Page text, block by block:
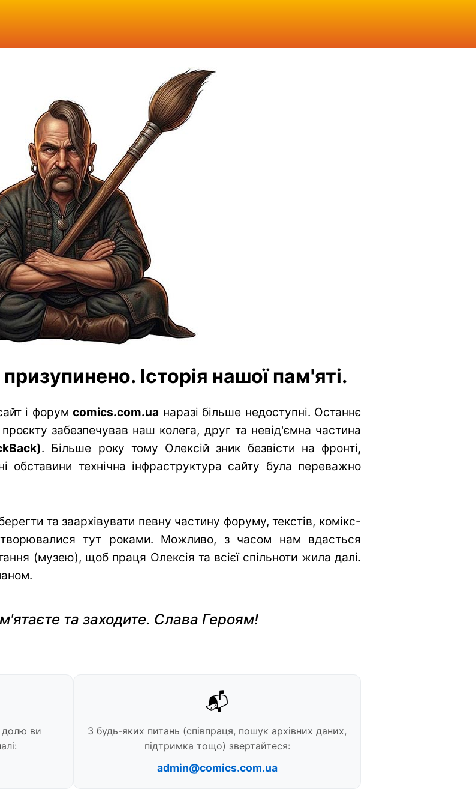
Історія нашої пам'яті.
і форум comics.com.ua наразі більше недоступні. Останнє
забезпечував наш колега, друг та невід'ємна частина
. Більше року тому Олексій зник безвісти на фронті,
обставини технічна інфраструктура сайту була переважно
та заархівувати певну частину форуму, текстів, комікс-
тут роками. Можливо, з часом нам вдасться
(музею), щоб праця Олексія та всієї спільноти жила далі.
та заходите. Слава Героям!
долю ви
📬
З будь-яких питань (співпраця, пошук архівних даних,
підтримка тощо) звертайтеся:
admin@comics.com.ua